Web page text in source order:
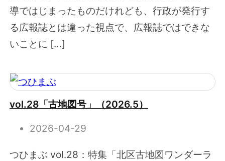
導ではじまったものだけれども、行政が発行す
る広報誌とは違った視点で、広報誌ではできな
いことに […]
vol.28「古地図号」（2026.5）
2026-04-29
つひまぶ vol.28：特集「北区古地図ワンダーラ